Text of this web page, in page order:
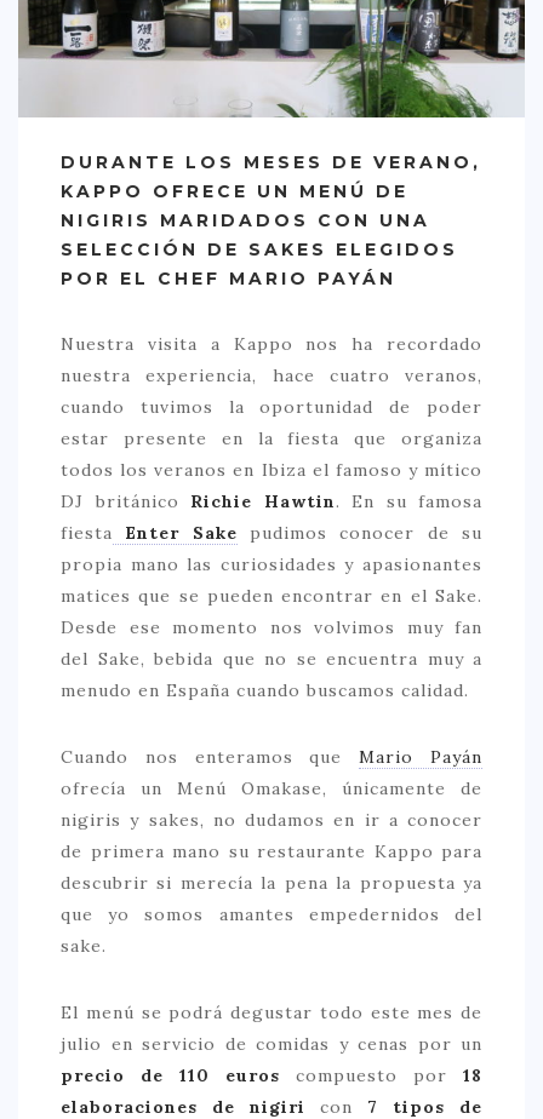
CREATIVA
DULCE
ITALIANA
LATINA
MEDITERRÁNEA
TRADICIONAL
PRECIO
25 – 50 €
> 50 €
NUESTROS FAVORITOS
LIFESTYLE
CONOCIENDO A …
EVENTOS POP UP
GOURMET
POR SUS BAÑOS…
DURANTE LOS MESES DE VERANO,
KAPPO OFRECE UN MENÚ DE
NIGIRIS MARIDADOS CON UNA
SELECCIÓN DE SAKES ELEGIDOS
POR EL CHEF
MARIO PAYÁN
Nuestra visita a Kappo nos ha recordado
nuestra experiencia, hace cuatro veranos,
cuando tuvimos la oportunidad de poder
estar presente en la fiesta que organiza
todos los veranos en Ibiza el famoso y mítico
DJ británico Richie Hawtin. En su famosa
fiesta Enter Sake pudimos conocer de su
propia mano las curiosidades y apasionantes
matices que se pueden encontrar en el Sake.
Desde ese momento nos volvimos muy fan
del Sake, bebida que no se encuentra muy a
menudo en España cuando buscamos calidad.
Cuando nos enteramos queMario Payán
ofrecía un Menú Omakase, únicamente de
nigiris y sakes, no dudamos en ir a conocer
de primera mano su restaurante Kappo para
descubrir si merecía la pena la propuesta ya
que yo somos amantes empedernidos del
sake.
El menú se podrá degustar todo este mes de
julio en servicio de comidas y cenas por un
precio de 110 euros compuesto por 18
elaboraciones de nigiri
con 7 tipos de